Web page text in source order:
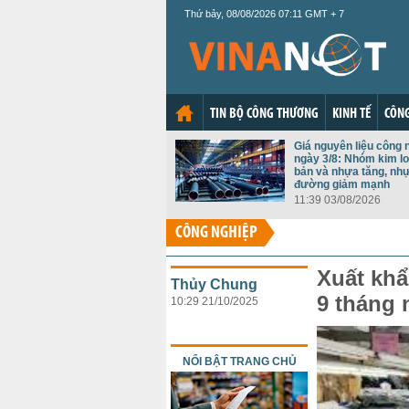
Thứ bảy, 08/08/2026 07:11 GMT + 7
TIN BỘ CÔNG THƯƠNG KINH TẾ
Giá nguyên liệu công
ngày 3/8: Nhóm kim
bản và nhựa tăng,
đường giảm mạnh
11:39 03/08/2026
CÔNG NGHIỆP
Xuất
9 tháng
Thủy Chung
10:29 21/10/2025
NỔI BẬT TRANG CHỦ